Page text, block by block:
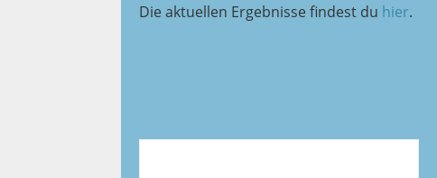
Die aktuellen Ergebnisse findest du hier.